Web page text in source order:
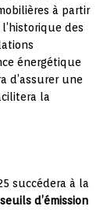
à partir
des
énergétique
d’assurer une
la
succédera à la
seuils d’émission